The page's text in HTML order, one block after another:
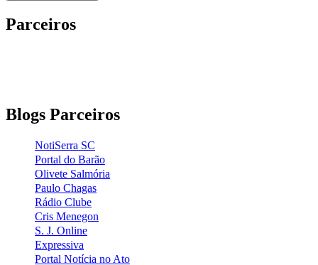
Parceiros
Blogs Parceiros
NotiSerra SC
Portal do Barão
Olivete Salmória
Paulo Chagas
Rádio Clube
Cris Menegon
S. J. Online
Expressiva
Portal Notícia no Ato